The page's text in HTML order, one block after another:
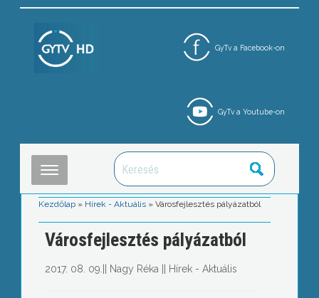
GyTv a Facebook-on
GyTv a Youtube-on
Kezdőlap » Hírek - Aktuális »Városfejlesztés pályázatból
Városfejlesztés pályázatból
2017. 08. 09. Nagy Réka Hírek - Aktuális